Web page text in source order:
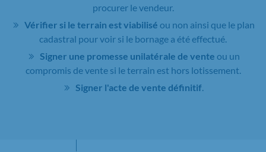
procurer le vendeur.
Vérifier si le terrain est viabilisé ou non ainsi que le plan
cadastral pour voir si le bornage a été effectué.
Signer une promesse unilatérale de vente ou un
compromis de vente si le terrain est hors lotissement.
Signer l'acte de vente définitif